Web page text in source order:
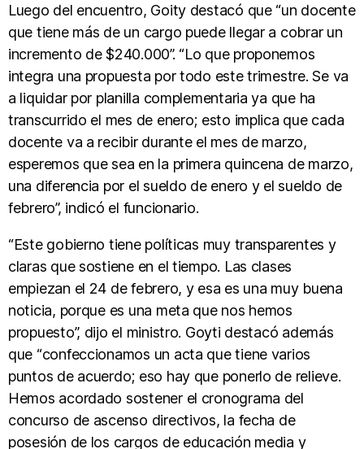
Luego del encuentro, Goity destacó que “un docente
que tiene más de un cargo puede llegar a cobrar un
incremento de $240.000”. “Lo que proponemos
integra una propuesta por todo este trimestre. Se va
a liquidar por planilla complementaria ya que ha
transcurrido el mes de enero; esto implica que cada
docente va a recibir durante el mes de marzo,
esperemos que sea en la primera quincena de marzo,
una diferencia por el sueldo de enero y el sueldo de
febrero”, indicó el funcionario.
“Este gobierno tiene políticas muy transparentes y
claras que sostiene en el tiempo. Las clases
empiezan el 24 de febrero, y esa es una muy buena
noticia, porque es una meta que nos hemos
propuesto”, dijo el ministro. Goyti destacó además
que “confeccionamos un acta que tiene varios
puntos de acuerdo; eso hay que ponerlo de relieve.
Hemos acordado sostener el cronograma del
concurso de ascenso directivos, la fecha de
posesión de los cargos de educación media y